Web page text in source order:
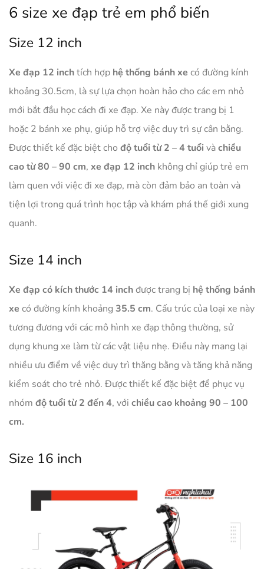
6 size xe đạp trẻ em phổ biến
Size 12 inch
Xe đạp 12 inchtích hợp hệ thống bánh xe có đường kính
khoảng 30.5cm, là sự lựa chọn hoàn hảo cho các em nhỏ
mới bắt đầu học cách đi xe đạp. Xe này được trang bị 1
hoặc 2 bánh xe phụ, giúp hỗ trợ việc duy trì sự cân bằng.
Được thiết kế đặc biệt cho độ tuổi từ 2 – 4 tuổivàchiều
cao từ 80 – 90 cm, xe đạp 12 inch không chỉ giúp trẻ em
làm quen với việc đi xe đạp, mà còn đảm bảo an toàn và
tiện lợi trong quá trình học tập và khám phá thế giới xung
quanh.
Size 14 inch
Xe đạp có kích thước 14 inchđược trang bị hệ thống bánh
xe có đường kính khoảng35.5 cm. Cấu trúc của loại xe này
tương đương với các mô hình xe đạp thông thường, sử
dụng khung xe làm từ các vật liệu nhẹ. Điều này mang lại
nhiều ưu điểm về việc duy trì thăng bằng và tăng khả năng
kiểm soát cho trẻ nhỏ. Được thiết kế đặc biệt để phục vụ
nhóm độ tuổi từ 2 đến 4, với chiều cao khoảng 90 – 100
cm.
Size 16 inch